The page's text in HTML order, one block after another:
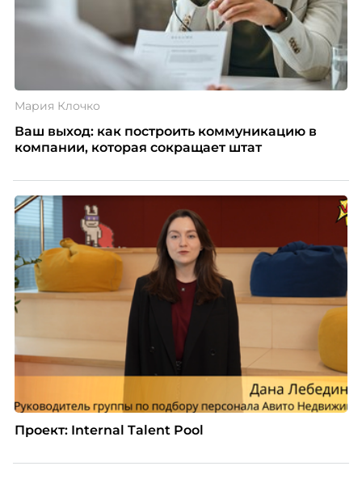
Мария Клочко
Ваш выход: как построить коммуникацию в
компании, которая сокращает штат
Проект: Internal Talent Pool